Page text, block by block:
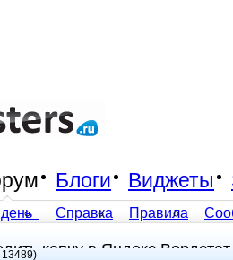
Справка Правила
Блоги Виджеты
капчу в Яндекс.Вордстат
13489)